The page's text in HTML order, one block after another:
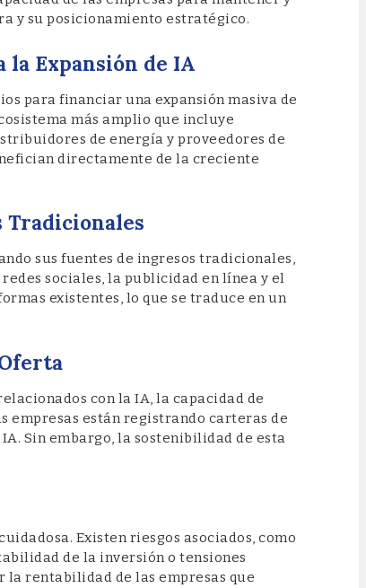
y su posicionamiento estratégico.
la Expansión de IA
para financiar una expansión masiva de
más amplio que incluye
de energía y proveedores de
directamente de la creciente
Tradicionales
sus fuentes de ingresos tradicionales,
sociales, la publicidad en línea y el
existentes, lo que se traduce en un
con la IA, la capacidad de
empresas están registrando carteras de
Sin embargo, la sostenibilidad de esta
Existen riesgos asociados, como
de la inversión o tensiones
la rentabilidad de las empresas que